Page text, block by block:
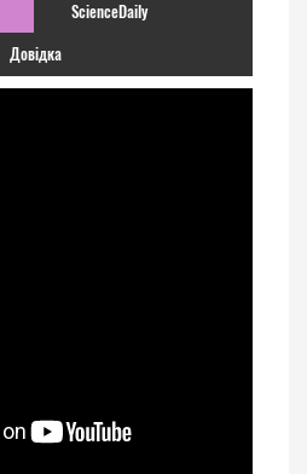
ScienceDaily
Довідка